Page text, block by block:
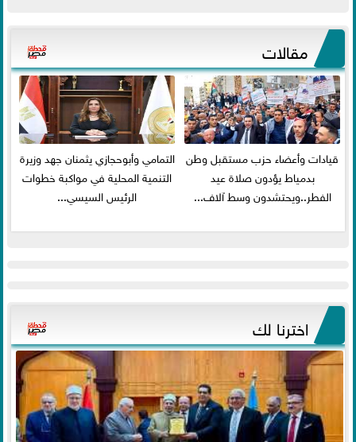
مقالات
قيادات وأعضاء حزب مستقبل وطن
بدمياط يؤدون صلاة عيد
الفطر..ويحتشدون وسط آلاف...
التمامي وأبوحجازي يثمنان جهد وزيرة
التنمية المحلية في مواكبة خطوات
الرئيس السيسي...
اخترنا لك